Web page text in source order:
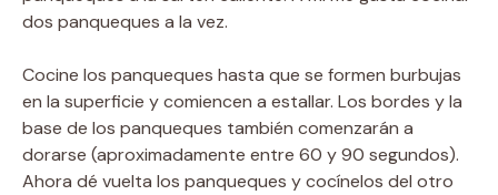
dos panqueques a la vez.
Cocine los panqueques hasta que se formen burbujas
en la superficie y comiencen a estallar. Los bordes y la
base de los panqueques también comenzarán a
dorarse (aproximadamente entre 60 y 90 segundos).
Ahora dé vuelta los panqueques y cocínelos del otro